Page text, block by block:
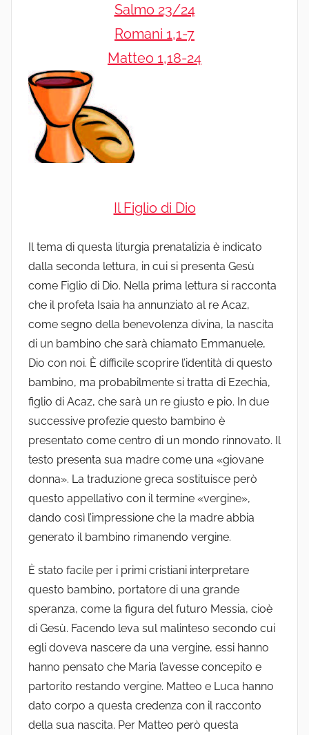
Salmo 23/24
Romani 1,1-7
Matteo 1,18-24
Il Figlio di Dio
Il tema di questa liturgia prenatalizia è indicato
dalla seconda lettura, in cui si presenta Gesù
come Figlio di Dio. Nella prima lettura si racconta
che il profeta Isaia ha annunziato al re Acaz,
come segno della benevolenza divina, la nascita
di un bambino che sarà chiamato Emmanuele,
Dio con noi. È difficile scoprire l’identità di questo
bambino, ma probabilmente si tratta di Ezechia,
figlio di Acaz, che sarà un re giusto e pio. In due
successive profezie questo bambino è
presentato come centro di un mondo rinnovato. Il
testo presenta sua madre come una «giovane
donna». La traduzione greca sostituisce però
questo appellativo con il termine «vergine»,
dando così l’impressione che la madre abbia
generato il bambino rimanendo vergine.
È stato facile per i primi cristiani interpretare
questo bambino, portatore di una grande
speranza, come la figura del futuro Messia, cioè
di Gesù. Facendo leva sul malinteso secondo cui
egli doveva nascere da una vergine, essi hanno
hanno pensato che Maria l’avesse concepito e
partorito restando vergine. Matteo e Luca hanno
dato corpo a questa credenza con il racconto
della sua nascita. Per Matteo però questa